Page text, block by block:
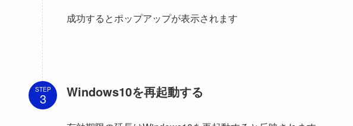
成功するとポップアップが表示されます
STEP Windows10を再起動する